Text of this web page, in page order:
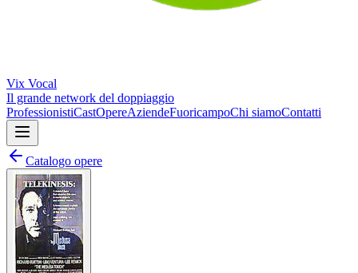
Vix Vocal
Il grande network del doppiaggio
ProfessionistiCastOpereAziendeFuoricampoChi siamoContatti
Catalogo opere